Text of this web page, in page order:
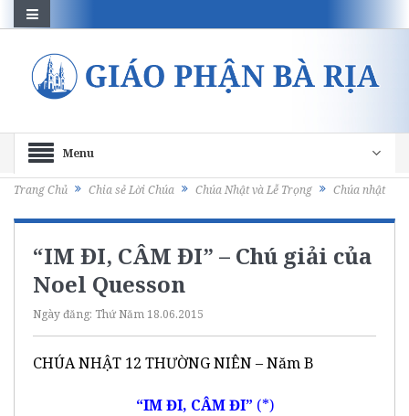
Menu
Trang Chủ Chia sẻ Lời Chúa Chúa Nhật và Lễ Trọng Chúa nhật
“IM ĐI, CÂM ĐI” – Chú giải của
Noel Quesson
Ngày đăng: Thứ Năm 18.06.2015
CHÚA NHẬT 12 THƯỜNG NIÊN – Năm B
“IM ĐI, CÂM ĐI” (*)